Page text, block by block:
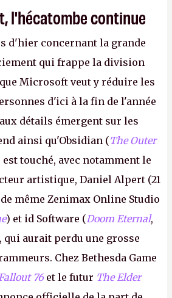
l'hécatombe continue
d'hier concernant la grande
qui frappe la division
Microsoft veut y réduire les
d'ici à la fin de l'année
détails émergent sur les
ainsi qu'Obsidian (The Outer
est touché, avec notamment le
artistique, Daniel Alpert (21
même Zenimax Online Studio
) et id Software (Doom Eternal,
qui aurait perdu une grosse
Chez Bethesda Game
76 et le futur The Elder